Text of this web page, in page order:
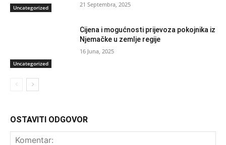
Uncategorized 21 Septembra, 2025
Uncategorized
Cijena i mogućnosti prijevoza pokojnika iz
Njemačke u zemlje regije
16 Juna, 2025
OSTAVITI ODGOVOR